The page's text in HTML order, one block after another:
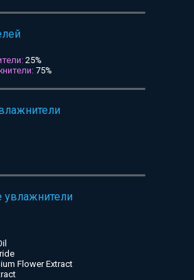
25%
75%
увлажнители
Flower Extract